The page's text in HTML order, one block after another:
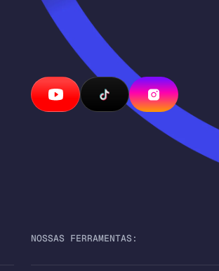
NOSSAS FERRAMENTAS: